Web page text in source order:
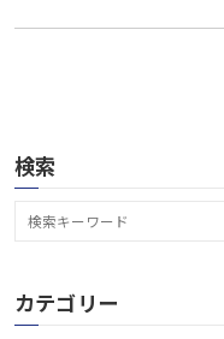
検索
カテゴリー